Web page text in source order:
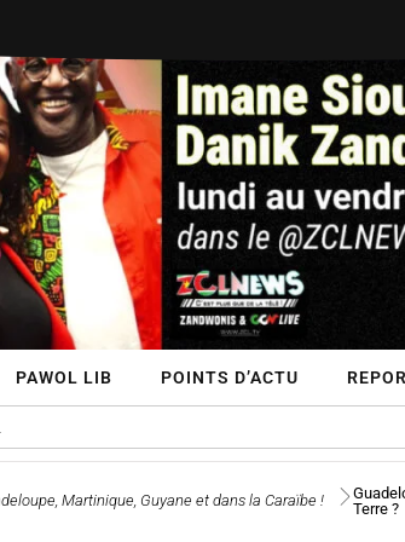
PAWOL LIB POINTS D’ACTU
Martinique, Guyane et dans la Caraïbe !
Terre ?